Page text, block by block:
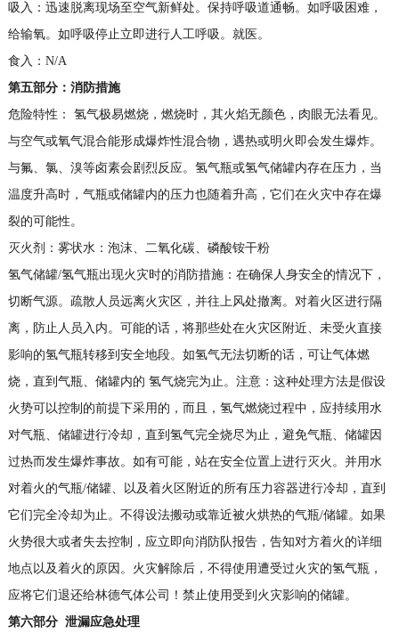
吸入：迅速脱离现场至空气新鲜处。保持呼吸道通畅。如呼吸困难，
给输氧。如呼吸停止立即进行人工呼吸。就医。
食入：N/A
第五部分：消防措施
危险特性： 氢气极易燃烧，燃烧时，其火焰无颜色，肉眼无法看见。
与空气或氧气混合能形成爆炸性混合物，遇热或明火即会发生爆炸。
与氟、氯、溴等卤素会剧烈反应。氢气瓶或氢气储罐内存在压力，当
温度升高时，气瓶或储罐内的压力也随着升高，它们在火灾中存在爆
裂的可能性。
灭火剂：雾状水：泡沫、二氧化碳、磷酸铵干粉
氢气储罐/氢气瓶出现火灾时的消防措施：在确保人身安全的情况下，
切断气源。疏散人员远离火灾区，并往上风处撤离。对着火区进行隔
离，防止人员入内。可能的话，将那些处在火灾区附近、未受火直接
影响的氢气瓶转移到安全地段。如氢气无法切断的话，可让气体燃
烧，直到气瓶、储罐内的 氢气烧完为止。注意：这种处理方法是假设
火势可以控制的前提下采用的，而且，氢气燃烧过程中，应持续用水
对气瓶、储罐进行冷却，直到氢气完全烧尽为止，避免气瓶、储罐因
过热而发生爆炸事故。如有可能，站在安全位置上进行灭火。并用水
对着火的气瓶/储罐、以及着火区附近的所有压力容器进行冷却，直到
它们完全冷却为止。不得设法搬动或靠近被火烘热的气瓶/储罐。如果
火势很大或者失去控制，应立即向消防队报告，告知对方着火的详细
地点以及着火的原因。火灾解除后，不得使用遭受过火灾的氢气瓶，
应将它们退还给林德气体公司！禁止使用受到火灾影响的储罐。
第六部分 泄漏应急处理